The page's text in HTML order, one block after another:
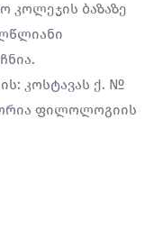
კოლეჯის ბაზაზე
კოსტავას ქ. №
ფილოლოგიის